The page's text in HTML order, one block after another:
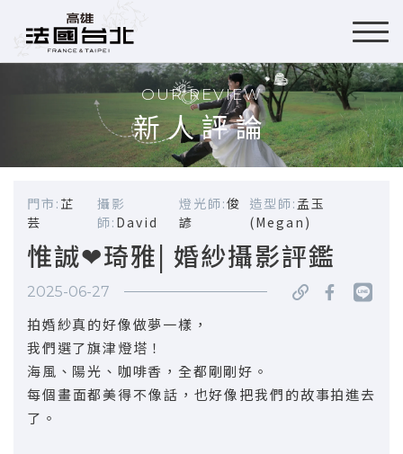
OUR REVIEW
新人評論
門市: 芷
芸
攝影
師: David
燈光師:俊
諺
造型師: 孟玉
(Megan)
惟誠❤琦雅| 婚紗攝影評鑑
2025-06-27
拍婚紗真的好像做夢一樣，
我們選了旗津燈塔！
海風、陽光、咖啡香，全都剛剛好。
每個畫面都美得不像話，也好像把我們的故事拍進去
了。